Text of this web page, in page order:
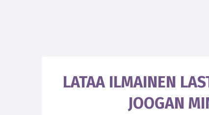
LATAA ILMAINEN
JOOGAN